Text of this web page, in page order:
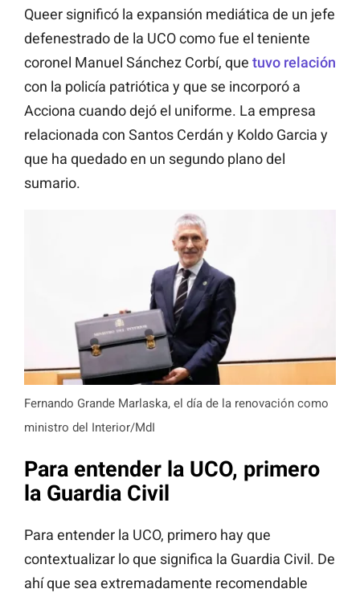
Queer significó la expansión mediática de un jefe
defenestrado de la UCO como fue el teniente
coronel Manuel Sánchez Corbí, que tuvo relación
con la policía patriótica y que se incorporó a
Acciona cuando dejó el uniforme. La empresa
relacionada con Santos Cerdán y Koldo Garcia y
que ha quedado en un segundo plano del
sumario.
Fernando Grande Marlaska, el día de la renovación como
ministro del Interior/MdI
Para entender la UCO, primero
la Guardia Civil
Para entender la UCO, primero hay que
contextualizar lo que significa la Guardia Civil. De
ahí que sea extremadamente recomendable